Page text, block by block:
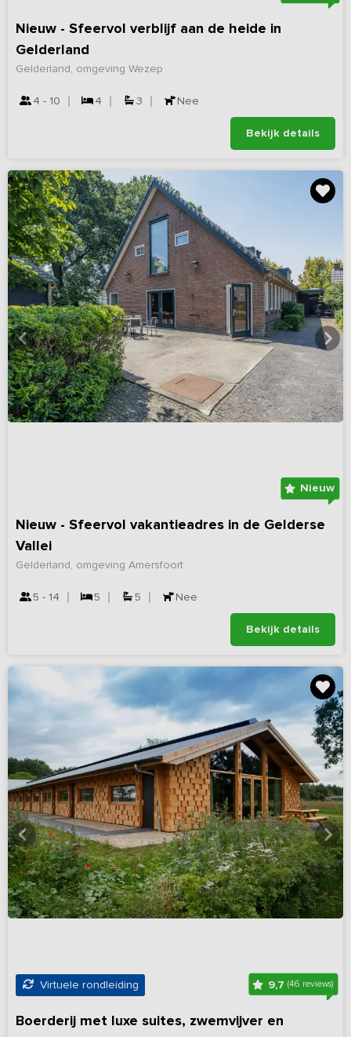
Nieuw - Sfeervol verblijf aan de heide in
Gelderland
Gelderland, omgeving Wezep
4 - 10 4 3 Nee
Bekijk details
Nieuw
Nieuw - Sfeervol vakantieadres in de Gelderse
Vallei
Gelderland, omgeving Amersfoort
5 - 14 5 5 Nee
Bekijk details
Virtuele rondleiding 9,7(46 reviews)
Boerderij met luxe suites, zwemvijver en